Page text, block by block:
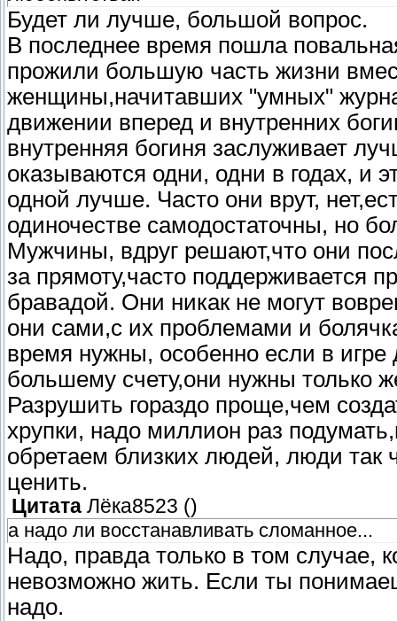
Будет ли лучше, большой вопрос.
В последнее время пошла
прожили большую часть жизни
женщины,начитавших "умных"
движении вперед и внутренних
внутренняя богиня заслуживает
оказываются одни, одни в годах, и
одной лучше. Часто они врут,
одиночестве самодостаточны, но
Мужчины, вдруг решают,что они
за прямоту,часто поддерживается
бравадой. Они никак не могут
они сами,с их проблемами и
время нужны, особенно если в
большему счету,они нужны только
Разрушить гораздо проще,чем
хрупки, надо миллион раз
обретаем близких людей, люди так
ценить.
Цитата Лёка8523 ()
а надо ли восстанавливать сломанное...
Надо, правда только в том случае,
невозможно жить. Если ты
надо.